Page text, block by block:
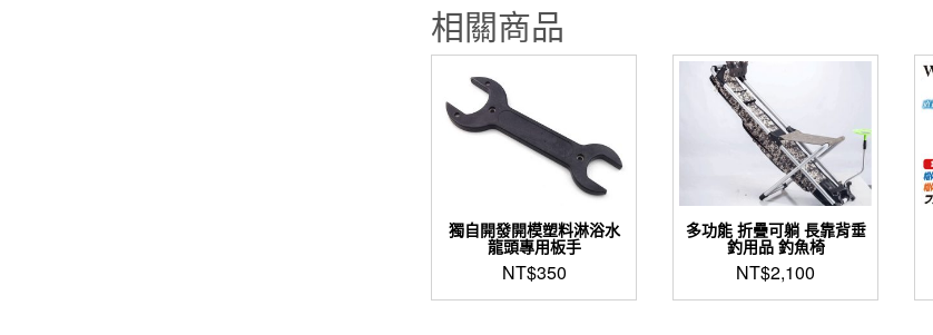
相關商品
獨自開發開模塑料淋浴水
龍頭專用板手
NT$350
多功能 折疊可躺 長靠背垂
釣用品 釣魚椅
NT$2,100